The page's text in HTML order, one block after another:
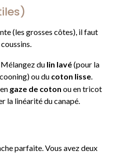
(les grosses côtes), il faut
du lin lavé(pour la
ou du coton lisse
gaze de coton ou en tricot
la linéarité du canapé.
parfaite. Vous avez deux